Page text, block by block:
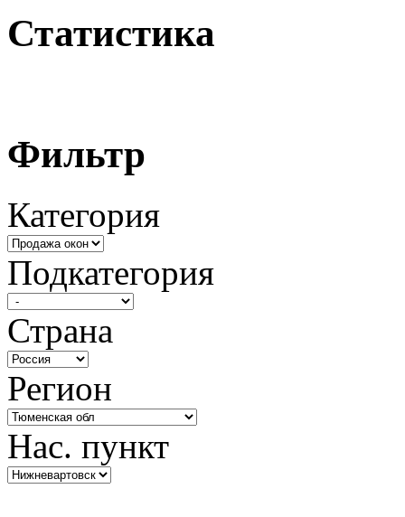
Статистика
Фильтр
Категория
Подкатегория
Страна
Регион
Нас. пункт